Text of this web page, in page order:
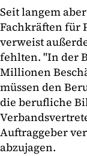
Seit langem
Fachkräften für
verweist
fehlten. "In der
Millionen
müssen den
die berufliche
Auftraggeber
abzujagen.